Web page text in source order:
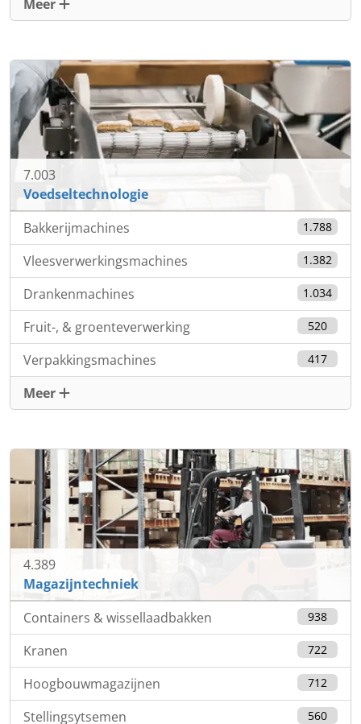
Meer
7.003
Voedseltechnologie
Bakkerijmachines
1.788
Vleesverwerkingsmachines 1.382
Drankenmachines 1.034
Fruit-, & groenteverwerking 520
Verpakkingsmachines 417
Meer
4.389
Magazijntechniek
Containers & wissellaadbakken
938
Kranen 722
Hoogbouwmagazijnen 712
Stellingsytsemen 560